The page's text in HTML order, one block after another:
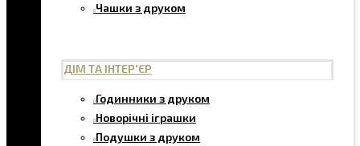
Чашки з друком
ДІМ ТА ІНТЕР'ЄР
Годинники з друком
Новорічні іграшки
Подушки з друком